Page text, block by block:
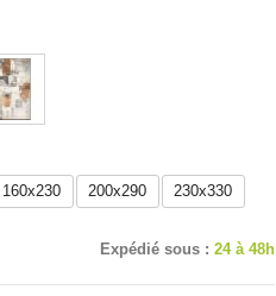
160x230 200x290 230x330
Expédié sous : 24 à 48h